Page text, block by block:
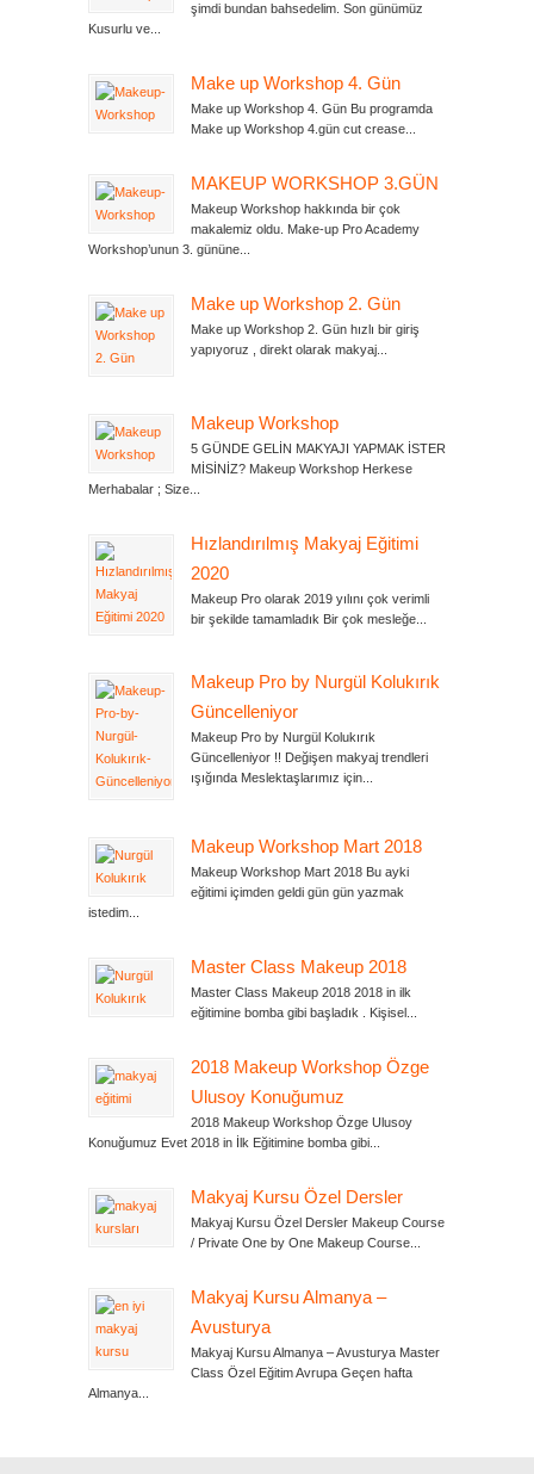
şimdi bundan bahsedelim. Son günümüz
Kusurlu ve...
Make up Workshop 4. Gün
Make up Workshop 4. Gün Bu programda
Make up Workshop 4.gün cut crease...
MAKEUP WORKSHOP 3.GÜN
Makeup Workshop hakkında bir çok
makalemiz oldu. Make-up Pro Academy
Workshop’unun 3. gününe...
Make up Workshop 2. Gün
Make up Workshop 2. Gün hızlı bir giriş
yapıyoruz , direkt olarak makyaj...
Makeup Workshop
5 GÜNDE GELİN MAKYAJI YAPMAK İSTER
MİSİNİZ? Makeup Workshop Herkese
Merhabalar ; Size...
Hızlandırılmış Makyaj Eğitimi
2020
Makeup Pro olarak 2019 yılını çok verimli
bir şekilde tamamladık Bir çok mesleğe...
Makeup Pro by Nurgül Kolukırık
Güncelleniyor
Makeup Pro by Nurgül Kolukırık
Güncelleniyor !! Değişen makyaj trendleri
ışığında Meslektaşlarımız için...
Makeup Workshop Mart 2018
Makeup Workshop Mart 2018 Bu ayki
eğitimi içimden geldi gün gün yazmak
istedim...
Master Class Makeup 2018
Master Class Makeup 2018 2018 in ilk
eğitimine bomba gibi başladık . Kişisel...
2018 Makeup Workshop Özge
Ulusoy Konuğumuz
2018 Makeup Workshop Özge Ulusoy
Konuğumuz Evet 2018 in İlk Eğitimine bomba gibi...
Makyaj Kursu Özel Dersler
Makyaj Kursu Özel Dersler Makeup Course
/ Private One by One Makeup Course...
Makyaj Kursu Almanya –
Avusturya
Makyaj Kursu Almanya – Avusturya Master
Class Özel Eğitim Avrupa Geçen hafta
Almanya...